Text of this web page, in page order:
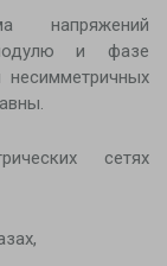
напряжений
и фазе
сетях